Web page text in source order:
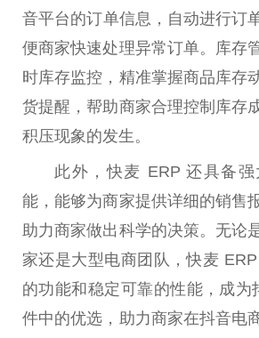
音平台的订单信息，自动进行订
便商家快速处理异常订单。库存
时库存监控，精准掌握商品库存
货提醒，帮助商家合理控制库存
积压现象的发生。
此外，快麦 ERP 还具备
能，能够为商家提供详细的销售
助力商家做出科学的决策。无论
家还是大型电商团队，快麦
的功能和稳定可靠的性能，成为
件中的优选，助力商家在抖音电